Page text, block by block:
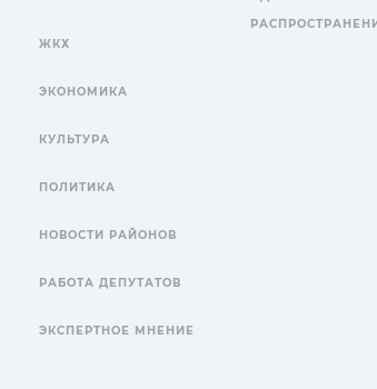
ЖКХ
ЭКОНОМИКА
КУЛЬТУРА
ПОЛИТИКА
НОВОСТИ РАЙОНОВ
РАБОТА ДЕПУТАТОВ
ЭКСПЕРТНОЕ МНЕНИЕ